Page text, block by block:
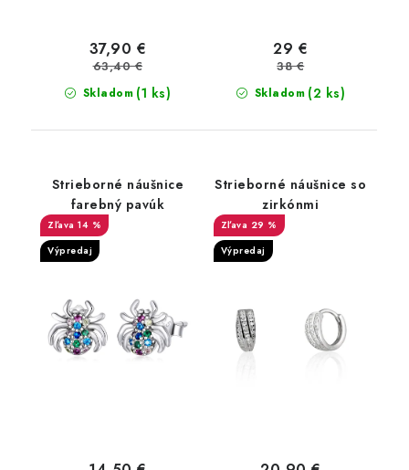
Skladom (1 ks)
37,90 €
63,40 €
Skladom (2 ks)
29 €
38 €
Strieborné náušnice
farebný pavúk
14 %
Výpredaj
Strieborné náušnice so
zirkónmi
29 %
Výpredaj